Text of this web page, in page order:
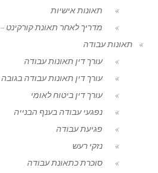
תאונות אישיות
מדריך לאחר תאונת קורקינט
תאונות עבודה
עורך דין תאונות עבודה
עורך דין תאונות עבודה בגובה
עורך דין ביטוח לאומי
נפגעי עבודה בענף הבנייה
פגיעת עבודה
נזקי רעש
סוכרת כתאונת עבודה